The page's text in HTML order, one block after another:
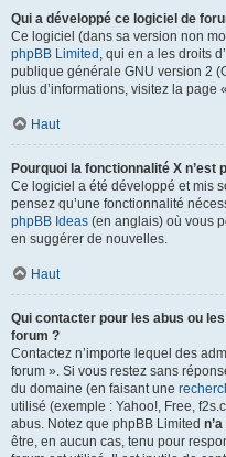
Qui a développé ce logiciel de
Ce logiciel (dans sa version non
phpBB Limited , qui en a les droits
publique générale GNU version 2
plus d’informations, visitez la page «
Haut
Pourquoi la fonctionnalité X n’est
Ce logiciel a été développé et mis
pensez qu’une fonctionnalité
phpBB Ideas (en anglais) où vous
en suggérer de nouvelles.
Haut
Qui contacter pour les abus ou
forum ?
Contactez n’importe lequel des
forum ». Si vous restez sans
du domaine (en faisant une
utilisé (exemple : Yahoo!, Free,
abus. Notez que phpBB Limited
être, en aucun cas, tenu pour